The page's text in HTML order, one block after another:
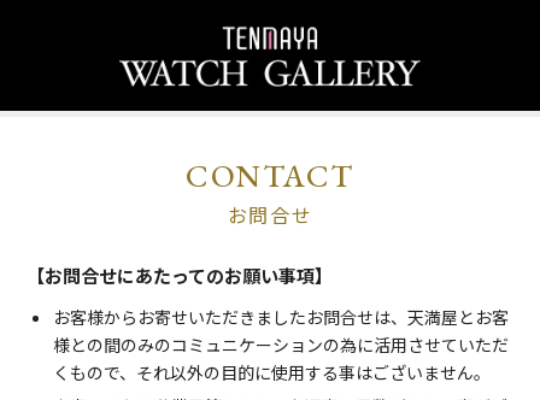
CONTACT
お問合せ
【お問合せにあたってのお願い事項】
お客様からお寄せいただきましたお問合せは、天満屋とお客
様との間のみのコミュニケーションの為に活用させていただ
くもので、それ以外の目的に使用する事はございません。